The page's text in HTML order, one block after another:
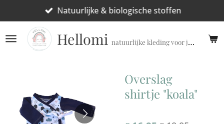
direct
naar
Hellomi natuurlijke kleding voor jouw prematuur!
Natuurlijke & biologische stoffen
Overslag
shirtje "koala"